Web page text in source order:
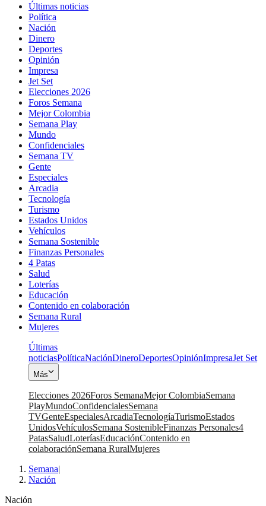
Últimas noticias
Política
Nación
Dinero
Deportes
Opinión
Impresa
Jet Set
Elecciones 2026
Foros Semana
Mejor Colombia
Semana Play
Mundo
Confidenciales
Semana TV
Gente
Especiales
Arcadia
Tecnología
Turismo
Estados Unidos
Vehículos
Semana Sostenible
Finanzas Personales
4 Patas
Salud
Loterías
Educación
Contenido en colaboración
Semana Rural
Mujeres
Últimas
noticiasPolíticaNaciónDineroDeportesOpiniónImpresaJet Set
Más
Elecciones 2026Foros SemanaMejor ColombiaSemana
PlayMundoConfidencialesSemana
TVGenteEspecialesArcadiaTecnologíaTurismoEstados
UnidosVehículosSemana SostenibleFinanzas Personales4
PatasSaludLoteríasEducaciónContenido en
colaboraciónSemana RuralMujeres
Semana|
Nación
Nación